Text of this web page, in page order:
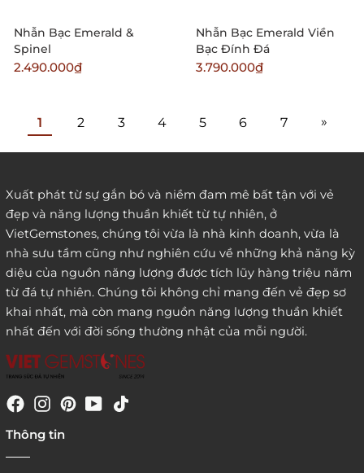
Nhẫn Bạc Emerald &
Spinel
2.490.000₫
Nhẫn Bạc Emerald Viền
Bạc Đính Đá
3.790.000₫
1 2 3 4 5 6 7 »
Xuất phát từ sự gắn bó và niềm đam mê bất tận với vẻ
đẹp và năng lượng thuần khiết từ tự nhiên, ở
VietGemstones, chúng tôi vừa là nhà kinh doanh, vừa là
nhà sưu tầm cũng như nghiên cứu về những khả năng kỳ
diệu của nguồn năng lượng được tích lũy hàng triệu năm
từ đá tự nhiên. Chúng tôi không chỉ mang đến vẻ đẹp sơ
khai nhất, mà còn mang nguồn năng lượng thuần khiết
nhất đến với đời sống thường nhật của mỗi người.
Thông tin